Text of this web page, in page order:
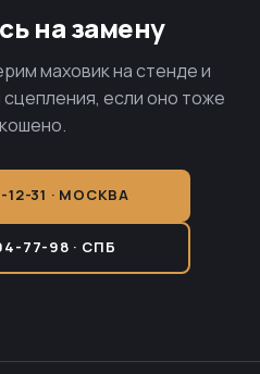
на замену
маховик на стенде и
если оно тоже
12-31 · МОСКВА
77-98 · СПБ